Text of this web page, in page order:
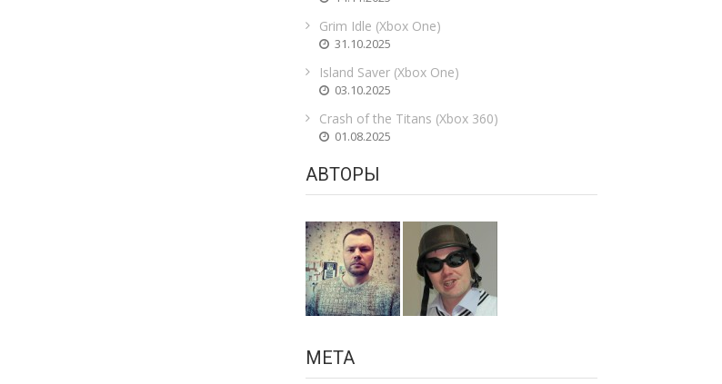
Grim Idle (Xbox One)
31.10.2025
Island Saver (Xbox One)
03.10.2025
Crash of the Titans (Xbox 360)
01.08.2025
АВТОРЫ
МЕТА